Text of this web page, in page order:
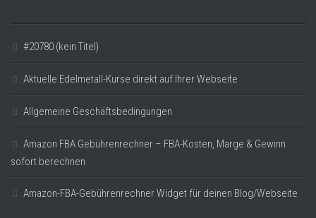
#20780 (kein Titel)
Aktuelle Edelmetall-Kurse direkt auf Ihrer Webseite
Allgemeine Geschäftsbedingungen
Amazon FBA Gebührenrechner – FBA-Kosten, Marge & Gewinn
sofort berechnen
Amazon-FBA-Gebührenrechner Widget für deinen Blog/Webseite